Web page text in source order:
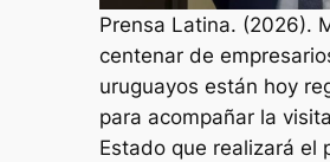
Prensa Latina. (2026).
centenar de
uruguayos están hoy
para acompañar la
Estado que realizará el